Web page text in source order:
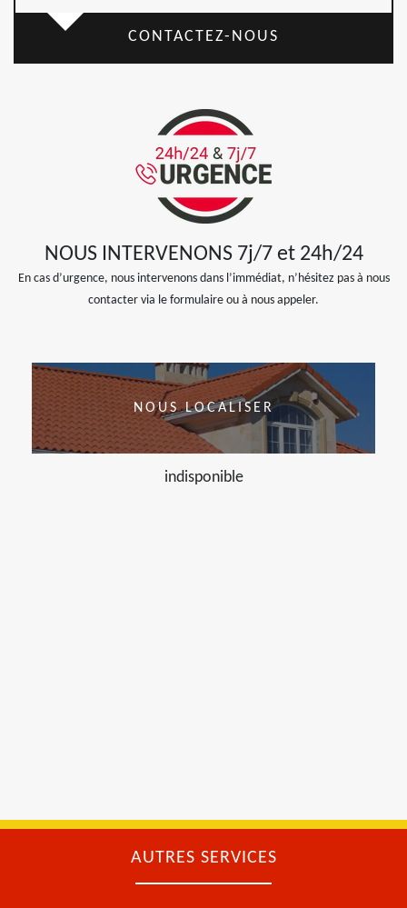
CONTACTEZ-NOUS
NOUS INTERVENONS 7j/7 et 24h/24
En cas d’urgence, nous intervenons dans l’immédiat, n’hésitez pas à nous
contacter via le formulaire ou à nous appeler.
NOUS LOCALISER
indisponible
AUTRES SERVICES